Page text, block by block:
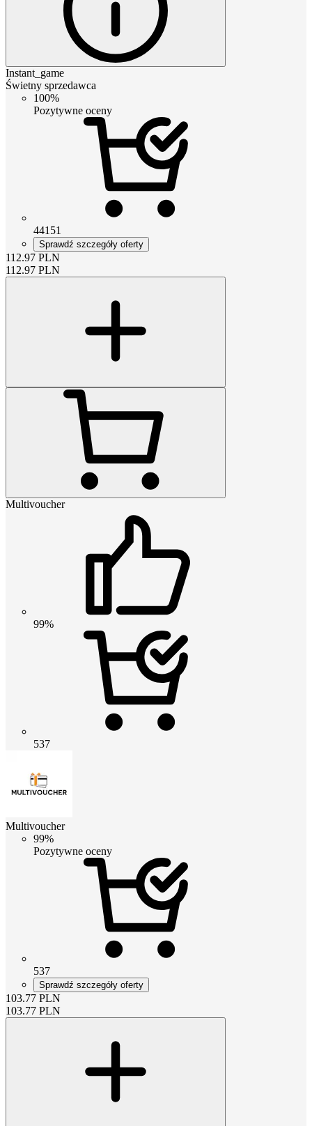
Instant_game
Świetny sprzedawca
100%
Pozytywne oceny
44151
Sprawdź szczegóły oferty
112.97 PLN
112.97 PLN
Multivoucher
99%
537
Multivoucher
99%
Pozytywne oceny
537
Sprawdź szczegóły oferty
103.77 PLN
103.77 PLN